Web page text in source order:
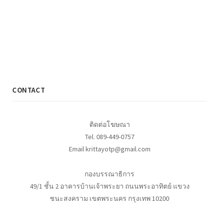
CONTACT
ติดต่อโฆษณา
Tel. 089-449-0757
Email krittayotp@gmail.com
กองบรรณาธิการ
49/1 ชั้น 2 อาคารบ้านเจ้าพระยา ถนนพระอาทิตย์ แขวง
ชนะสงคราม เขตพระนคร กรุงเทพ 10200